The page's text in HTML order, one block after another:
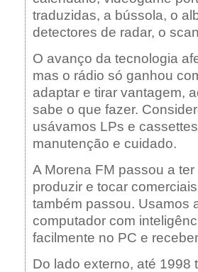
traduzidas, a bússola, o
detectores de radar, o
O avanço da tecnologia
mas o rádio só ganhou
adaptar e tirar vantagem,
sabe o que fazer.
usávamos LPs e
manutenção e cuidado.
A Morena FM passou a
produzir e tocar
também passou. Usamos
computador com
facilmente no PC e
Do lado externo, até 1998